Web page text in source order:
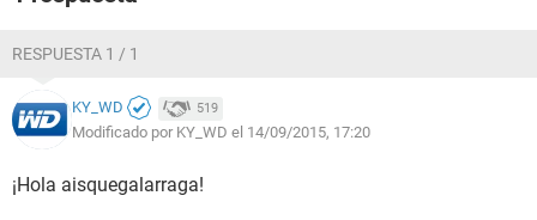
RESPUESTA 1 / 1
KY_WD 519
Modificado por KY_WD el 14/09/2015, 17:20
¡Hola aisquegalarraga!